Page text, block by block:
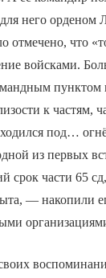
него орденом
отмечено, что
войсками.
пунктом
к частям,
под…
из первых
срок части 65
— накопили